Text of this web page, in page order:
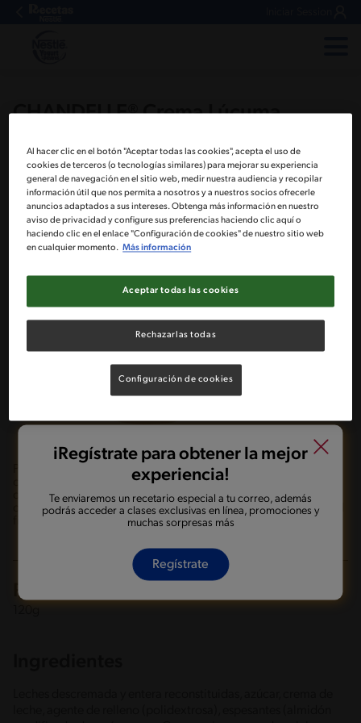
CHANDELLE® Crema Lúcuma
Postre Chandelle® Crema sabor lúcuma, es un postre que
combina un intenso sabor lúcuma y una suave crema chantilly,
que no requiere preparación y está listo para cuando quieras
disfrutar de un momento especial, dentro del día o tu premio al
final de la jornada. Se debe mantener refrigerado de 2 a 8 °C.
Presentaciones
iRegístrate para obtener la mejor
experiencia!
Te enviaremos un recetario especial a tu correo, además
podrás acceder a clases exclusivas en línea, promociones y
muchas sorpresas más
Regístrate
Al hacer clic en el botón "Aceptar todas las cookies", acepta el uso de
cookies de terceros (o tecnologías similares) para mejorar su experiencia
general de navegación en el sitio web, medir nuestra audiencia y recopilar
información útil que nos permita a nosotros y a nuestros socios ofrecerle
anuncios adaptados a sus intereses. Obtenga más información en nuestro
aviso de privacidad y configure sus preferencias haciendo clic aquí o
haciendo clic en el enlace "Configuración de cookies" de nuestro sitio web
en cualquier momento. Más información
Rechazarlas todas
Aceptar todas las cookies
Configuración de cookies